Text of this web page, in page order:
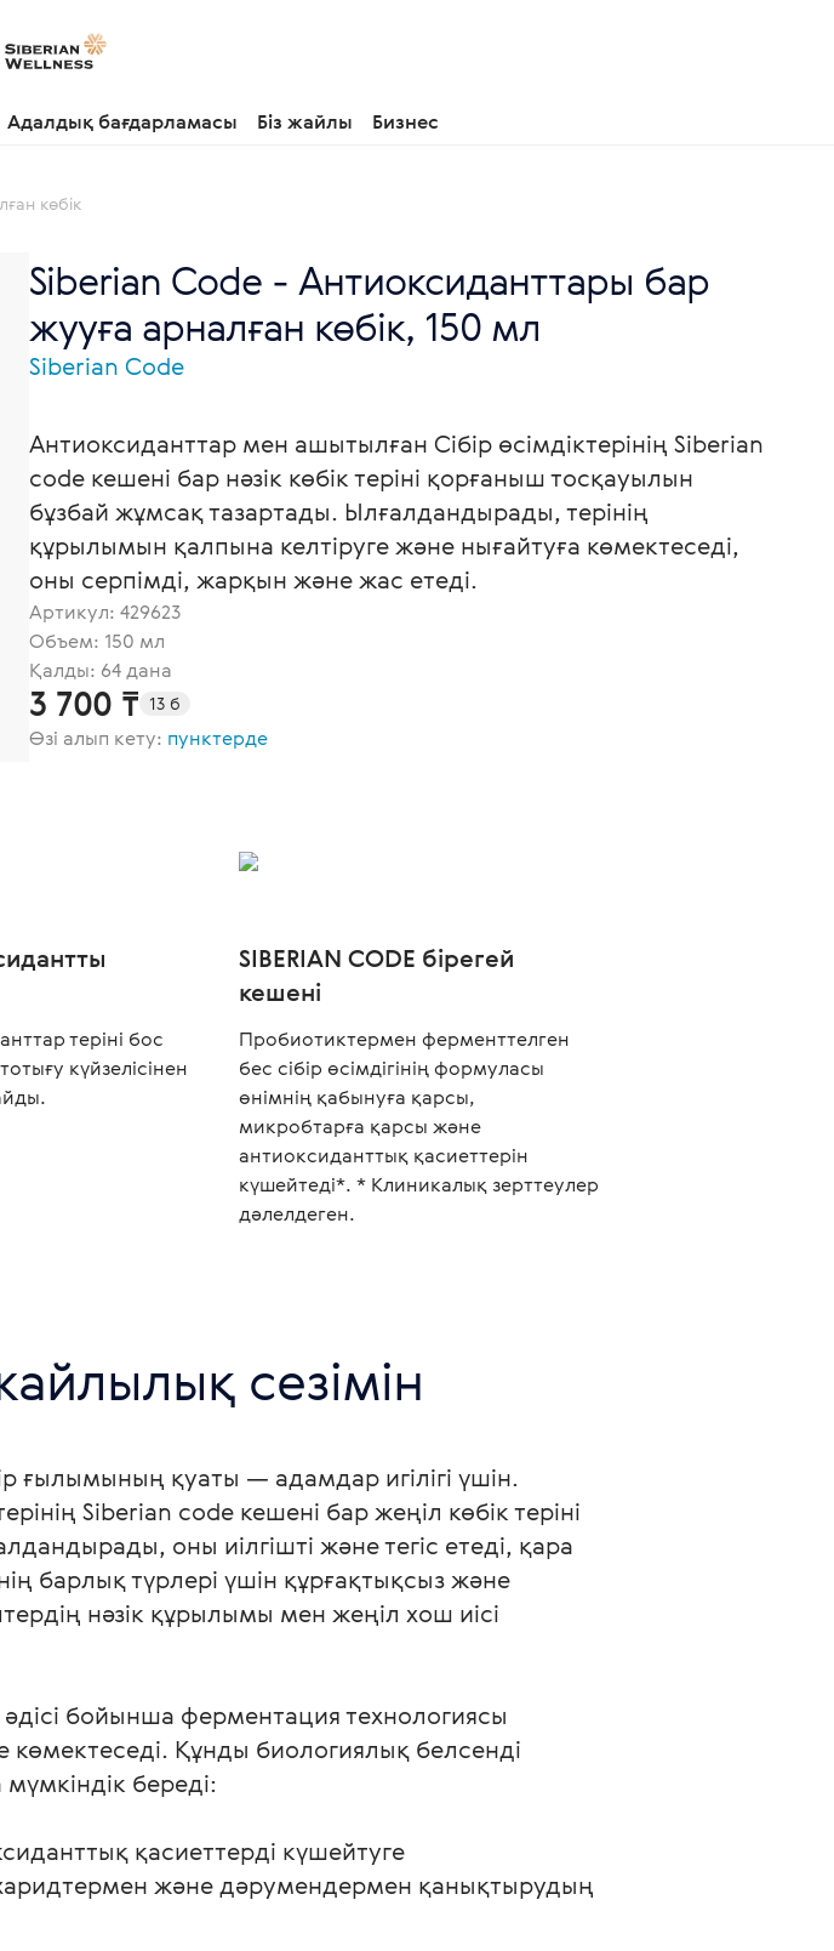
Адалдық бағдарламасы Біз жайлы Бизнес
көбік
Siberian Code - Антиоксиданттары бар
жууға арналған көбік, 150 мл
Siberian Code
Антиоксиданттар мен ашытылған Сібір өсімдіктерінің Siberian
code кешені бар нәзік көбік теріні қорғаныш тосқауылын
бұзбай жұмсақ тазартады. Ылғалдандырады, терінің
құрылымын қалпына келтіруге және нығайтуға көмектеседі,
оны серпімді, жарқын және жас етеді.
Артикул: 429623
Объем: 150 мл
Қалды: 64 дана
3 700 ₸ 13 б
Өзі алып кету: пунктерде
теріні бос
күйзелісінен
SIBERIAN CODE бірегей
кешені
Пробиотиктермен ферменттелген
бес сібір өсімдігінің формуласы
өнімнің қабынуға қарсы,
микробтарға қарсы және
антиоксиданттық қасиеттерін
күшейтеді*. * Клиникалық зерттеулер
дәлелдеген.
сезімін
ғылымының қуаты — адамдар игілігі үшін.
Siberian code кешені бар жеңіл көбік теріні
оны иілгішті және тегіс етеді, қара
барлық түрлері үшін құрғақтықсыз және
нәзік құрылымы мен жеңіл хош иісі
әдісі бойынша ферментация технологиясы
көмектеседі. Құнды биологиялық белсенді
береді:
қасиеттерді күшейтуге
және дәрумендермен қанықтырудың